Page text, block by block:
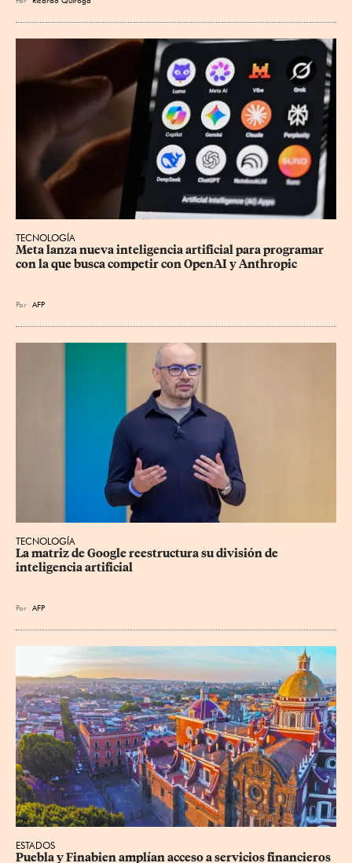
TECNOLOGÍA
Meta lanza nueva inteligencia artificial para programar
con la que busca competir con OpenAI y Anthropic
Por AFP
TECNOLOGÍA
La matriz de Google reestructura su división de
inteligencia artificial
Por AFP
ESTADOS
Puebla y Finabien amplían acceso a servicios financieros